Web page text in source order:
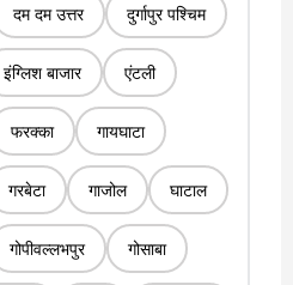
दम दम उत्तर दुर्गापुर पश्चिम
इंग्लिश बाजार एंटली
फरक्का गायघाटा
गरबेटा गाजोल घाटाल
गोपीवल्लभपुर गोसाबा